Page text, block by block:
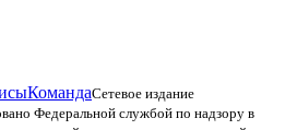
КомандаСетевое издание
Федеральной службой по надзору в